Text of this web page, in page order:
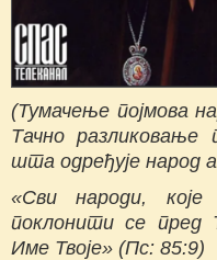
(Тумачење појмова
Тачно разликовање
шта одређује народ
«Сви народи,
поклонити се пред
Име Твоје» (Пс: 85:9)